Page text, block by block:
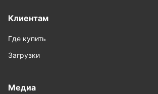
Клиентам
Где купить
Загрузки
Медиа